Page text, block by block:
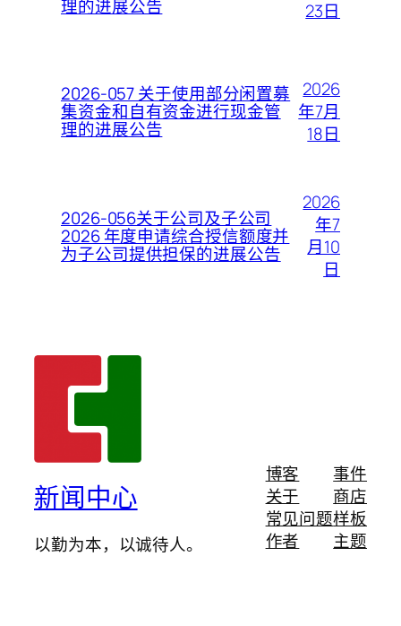
理的进展公告
23日
2026-057 关于使用部分闲置募
集资金和自有资金进行现金管
理的进展公告
2026
年7月
18日
2026-056关于公司及子公司
2026 年度申请综合授信额度并
为子公司提供担保的进展公告
2026
年7
月10
日
新闻中心
以勤为本，以诚待人。
博客
关于
常见问题
作者
事件
商店
样板
主题